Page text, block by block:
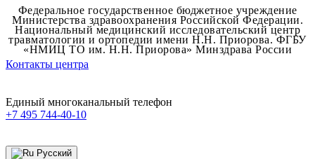
Федеральное государственное бюджетное учреждение
Министерства здравоохранения Российской Федерации.
Национальный медицинский исследовательский центр
травматологии и ортопедии имени Н.Н. Приорова. ФГБУ
«НМИЦ ТО им. Н.Н. Приорова» Минздрава России
Контакты центра
Единый многоканальный телефон
+7 495 744-40-10
Русский